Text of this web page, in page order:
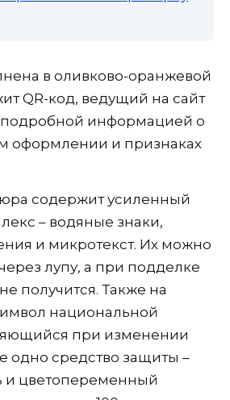
в оливково-оранжевой
QR-код, ведущий на сайт
подробной информацией о
оформлении и признаках
содержит усиленный
– водяные знаки,
и микротекст. Их можно
лупу, а при подделке
получится. Также на
национальной
при изменении
одно средство защиты –
цветопеременный